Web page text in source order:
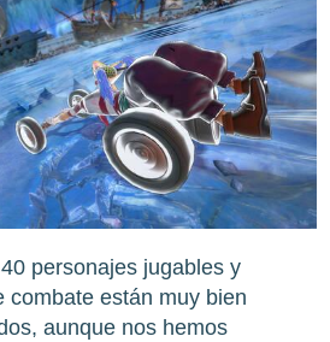
personajes jugables y
combate están muy bien
aunque nos hemos